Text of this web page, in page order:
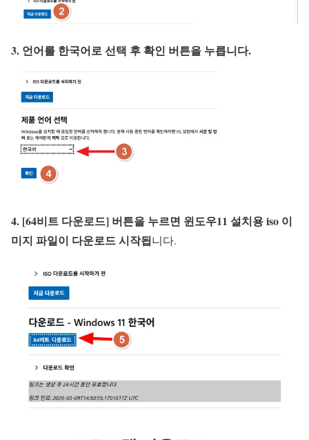
3. 언어를 한국어로 선택 후 확인 버튼을 누릅니다.
4. [64비트 다운로드] 버튼을 누르면 윈도우11 설치용 iso 이
미지 파일이 다운로드 시작됩니다.